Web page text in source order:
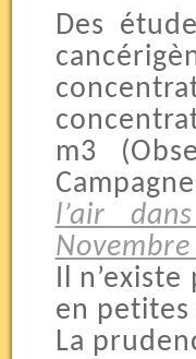
Des
m3
l’air
Il
en
La